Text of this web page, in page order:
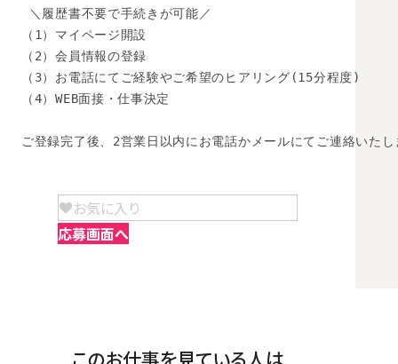
＼履歴書不要で手続きが可能／
（1）マイページ開設
（2）会員情報の登録
（3）お電話にてご経験やご希望のヒアリング(15分程度)
（4）WEB面接・仕事決定
ご登録完了後、2営業日以内にお電話かメールにてご連絡いたし
お気に入り
応募画面へ
このお仕事を見ている人は